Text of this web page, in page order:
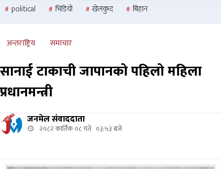
political भिडियो खेलकुद
बिहान
national
health
अन्तराष्ट्रिय समाचार
सानाई टाकाची जापानको पहिलो महिला
प्रधानमन्त्री
जनमेल संवाददाता
२०८२ कार्तिक ०८ गते ०३:५३ बजे